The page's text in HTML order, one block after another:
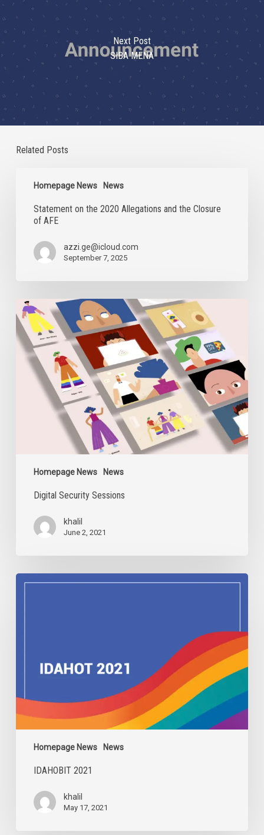
Next Post
SIBA MENA
Related Posts
Homepage News News
2020
Allegations
Closure
Statement on the 2020 Allegations and the Closure
of AFE
azzi.ge@icloud.com
September 7, 2025
Homepage News News
Digital
Security
Sessions
Digital Security Sessions
khalil
June 2, 2021
Homepage News News
IDAHOBIT
IDAHOBIT 2021
khalil
May 17, 2021